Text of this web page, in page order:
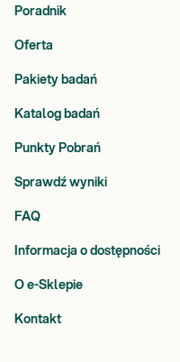
Poradnik
Oferta
Pakiety badań
Katalog badań
Punkty Pobrań
Sprawdź wyniki
FAQ
Informacja o dostępności
O e-Sklepie
Kontakt